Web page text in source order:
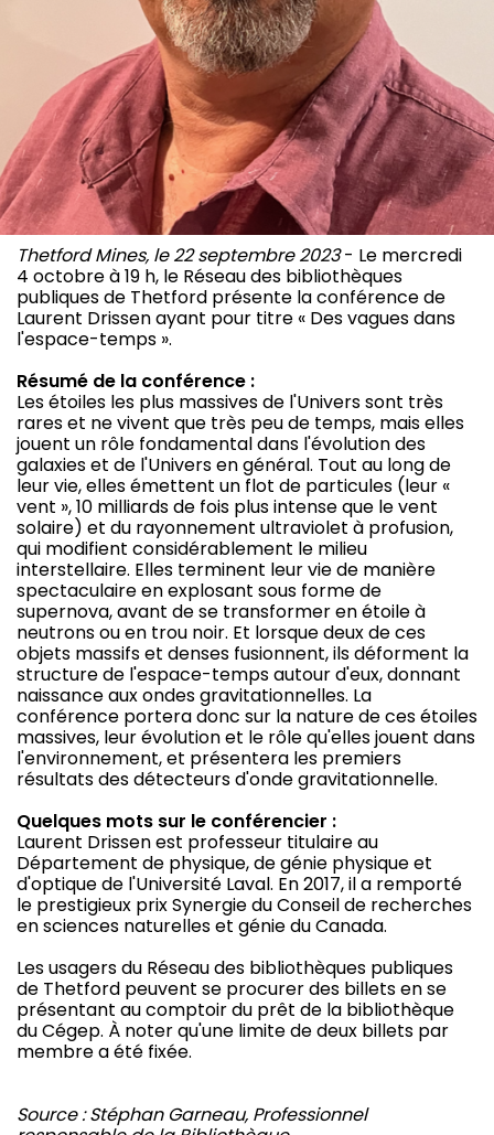
Thetford Mines, le 22 septembre 2023- Le mercredi
4 octobre à 19 h, le Réseau des bibliothèques
publiques de Thetford présente la conférence de
Laurent Drissen ayant pour titre « Des vagues dans
l'espace-temps ».
Résumé de la conférence :
Les étoiles les plus massives de l'Univers sont très
rares et ne vivent que très peu de temps, mais elles
jouent un rôle fondamental dans l'évolution des
galaxies et de l'Univers en général. Tout au long de
leur vie, elles émettent un flot de particules (leur «
vent », 10 milliards de fois plus intense que le vent
solaire) et du rayonnement ultraviolet à profusion,
qui modifient considérablement le milieu
interstellaire. Elles terminent leur vie de manière
spectaculaire en explosant sous forme de
supernova, avant de se transformer en étoile à
neutrons ou en trou noir. Et lorsque deux de ces
objets massifs et denses fusionnent, ils déforment la
structure de l'espace-temps autour d'eux, donnant
naissance aux ondes gravitationnelles. La
conférence portera donc sur la nature de ces étoiles
massives, leur évolution et le rôle qu'elles jouent dans
l'environnement, et présentera les premiers
résultats des détecteurs d'onde gravitationnelle.
Quelques mots sur le conférencier :
Laurent Drissen est professeur titulaire au
Département de physique, de génie physique et
d'optique de l'Université Laval. En 2017, il a remporté
le prestigieux prix Synergie du Conseil de recherches
en sciences naturelles et génie du Canada.
Les usagers du Réseau des bibliothèques publiques
de Thetford peuvent se procurer des billets en se
présentant au comptoir du prêt de la bibliothèque
du Cégep. À noter qu'une limite de deux billets par
membre a été fixée.
Source : Stéphan Garneau, Professionnel